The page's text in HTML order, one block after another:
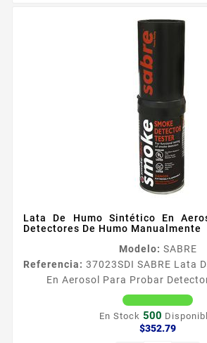
Lata De Humo Sintético En
Detectores De Humo Manualmente
Modelo: SABRE
Referencia: 37023SDI SABRE Lata
En Aerosol Para Probar
Smoke Sabre tiene el costo mas
los probadores que ofrece SDi
En Stock 500
$352.79Precio